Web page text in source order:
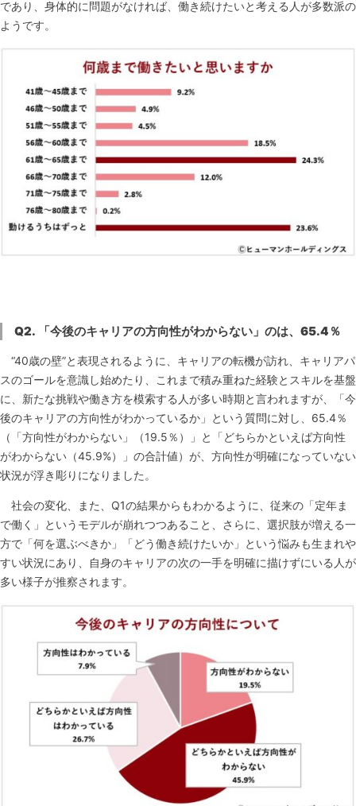
であり、身体的に問題がなければ、働き続けたいと考える人が多数派の
ようです。
Q2. 「今後のキャリアの方向性がわからない」のは、65.4％
“40歳の壁”と表現されるように、キャリアの転機が訪れ、キャリアパ
スのゴールを意識し始めたり、これまで積み重ねた経験とスキルを基盤
に、新たな挑戦や働き方を模索する人が多い時期と言われますが、「今
後のキャリアの方向性がわかっているか」という質問に対し、65.4％
（「方向性がわからない」（19.5％）」と「どちらかといえば方向性
がわからない（45.9%）」の合計値）が、方向性が明確になっていない
状況が浮き彫りになりました。
社会の変化、また、Q1の結果からもわかるように、従来の「定年ま
で働く」というモデルが崩れつつあること、さらに、選択肢が増える一
方で「何を選ぶべきか」「どう働き続けたいか」という悩みも生まれや
すい状況にあり、自身のキャリアの次の一手を明確に描けずにいる人が
多い様子が推察されます。